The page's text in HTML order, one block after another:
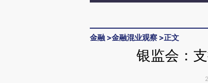
金融 >金融混业观察 >正文
银监会：